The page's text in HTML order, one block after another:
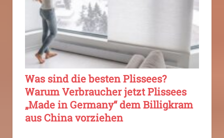
Was sind die besten Plissees?
Warum Verbraucher jetzt Plissees
„Made in Germany“ dem Billigkram
aus China vorziehen